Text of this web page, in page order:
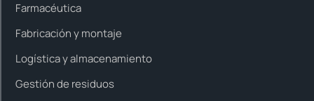
Farmacéutica
Fabricación y montaje
Logística y almacenamiento
Gestión de residuos